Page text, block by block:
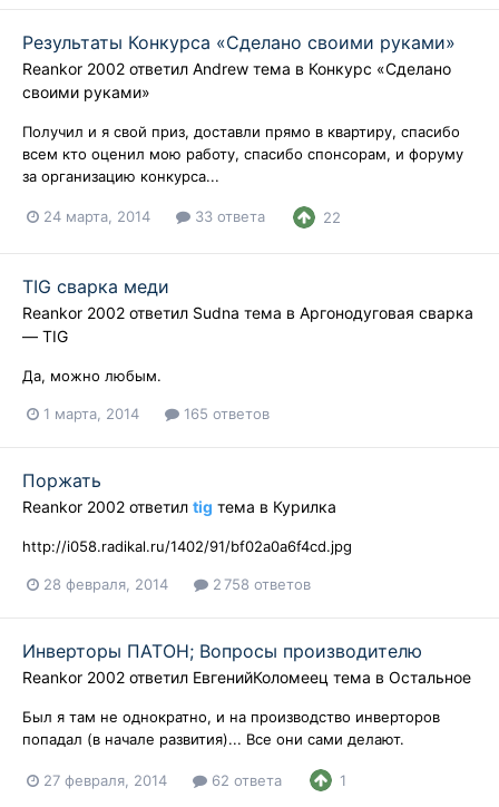
Результаты Конкурса «Сделано своими руками»
Reankor 2002 ответил Andrew тема в Конкурс «Сделано
своими руками»
Получил и я свой приз, доставли прямо в квартиру, спасибо
всем кто оценил мою работу, спасибо спонсорам, и форуму
за организацию конкурса...
24 марта, 2014 33 ответа 22
TIG сварка меди
Reankor 2002 ответил Sudna тема в Аргонодуговая сварка
— TIG
Да, можно любым.
1 марта, 2014 165 ответов
Поржать
Reankor 2002 ответил tig тема в Курилка
http://i058.radikal.ru/1402/91/bf02a0a6f4cd.jpg
28 февраля, 2014 2 758 ответов
Инверторы ПАТОН; Вопросы производителю
Reankor 2002 ответил ЕвгенийКоломеец тема в Остальное
Был я там не однократно, и на производство инверторов
попадал (в начале развития)... Все они сами делают.
27 февраля, 2014 62 ответа 1